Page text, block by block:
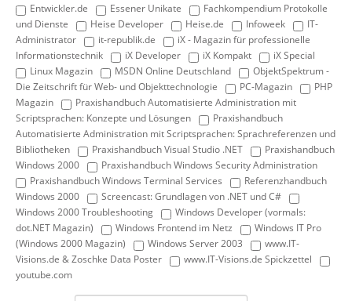
Entwickler.de
Essener Unikate
Fachkompendium Protokolle
und Dienste
Heise Developer Heise.de Infoweek
IT-
Administrator
it-republik.de
iX - Magazin für professionelle
Informationstechnik
iX Developer iX Kompakt
iX Special
Linux Magazin
MSDN Online Deutschland
ObjektSpektrum -
Die Zeitschrift für Web- und Objekttechnologie
PC-Magazin
PHP
Magazin
Praxishandbuch Automatisierte Administration mit
Scriptsprachen: Konzepte und Lösungen
Praxishandbuch
Automatisierte Administration mit Scriptsprachen: Sprachreferenzen und
Bibliotheken
Praxishandbuch Visual Studio .NET
Praxishandbuch
Windows 2000
Praxishandbuch Windows Security Administration
Praxishandbuch Windows Terminal Services
Referenzhandbuch
Windows 2000
Screencast: Grundlagen von .NET und C#
Windows 2000 Troubleshooting
Windows Developer (vormals:
dot.NET Magazin)
Windows Frontend im Netz
Windows IT Pro
(Windows 2000 Magazin)
Windows Server 2003
www.IT-
Visions.de & Zoschke Data Poster
www.IT-Visions.de Spickzettel
youtube.com